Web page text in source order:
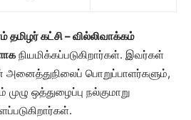
தமிழர் கட்சி – வில்லிவாக்கம்
நியமிக்கப்படுகிறார்கள். இவர்கள்
அனைத்துநிலைப் பொறுப்பாளர்களும்,
ஒத்துழைப்பு நல்குமாறு